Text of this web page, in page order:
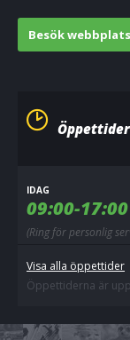
Besök webbplats
Öppettider
IDAG
09:00-17:00
(Ring för personlig
Visa alla öppettider
Öppettiderna är